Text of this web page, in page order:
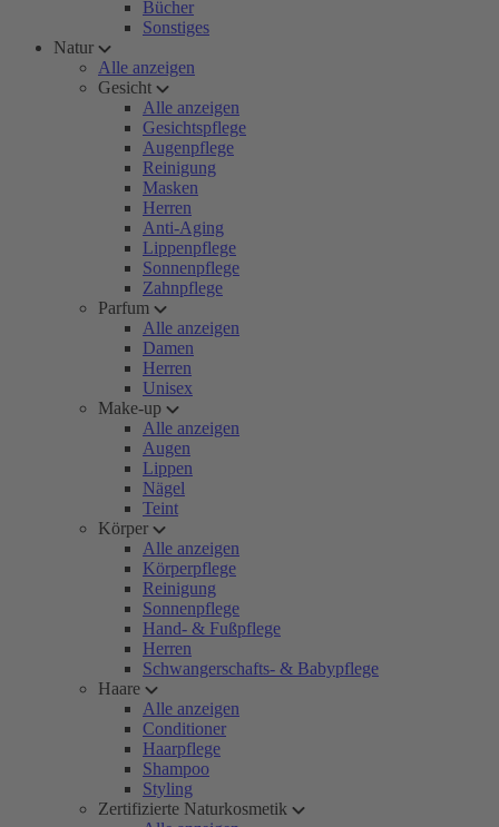
Bücher
Sonstiges
Natur
Alle anzeigen
Gesicht
Alle anzeigen
Gesichtspflege
Augenpflege
Reinigung
Masken
Herren
Anti-Aging
Lippenpflege
Sonnenpflege
Zahnpflege
Parfum
Alle anzeigen
Damen
Herren
Unisex
Make-up
Alle anzeigen
Augen
Lippen
Nägel
Teint
Körper
Alle anzeigen
Körperpflege
Reinigung
Sonnenpflege
Hand- & Fußpflege
Herren
Schwangerschafts- & Babypflege
Haare
Alle anzeigen
Conditioner
Haarpflege
Shampoo
Styling
Zertifizierte Naturkosmetik